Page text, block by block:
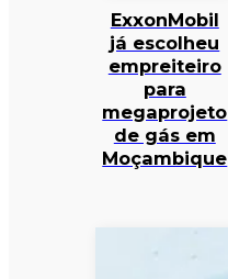
ExxonMobil
já escolheu
empreiteiro
para
megaprojeto
de gás em
Moçambique